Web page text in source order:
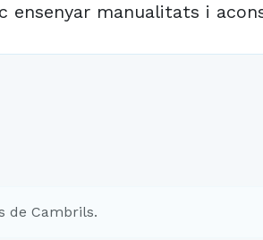
ensenyar manualitats i
de Cambrils.